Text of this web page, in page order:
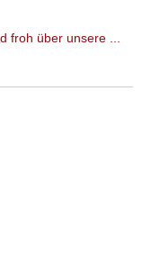
froh über unsere ...